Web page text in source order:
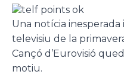
Una notícia
televisiu de la
Cançó d’Eurovisió
motiu.